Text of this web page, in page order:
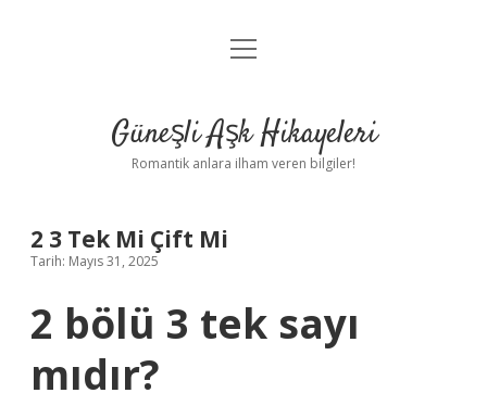
Anasayfa
Yasal Uyarı
menüyü
Güneşli Aşk Hikayeleri
Romantik anlara ilham veren bilgiler!
2 3 Tek Mi Çift Mi
Tarih: Mayıs 31, 2025
2 bölü 3 tek sayı
mıdır?